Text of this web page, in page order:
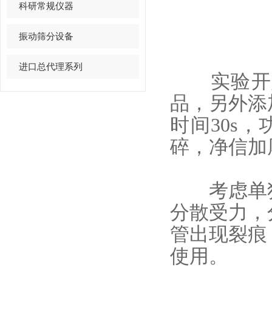
科研常规仪器
振动筛分设备
进口总代理系列
实验开
品，另外
时间30s，
碎，净信
考虑单独
分散受力
管出现裂
使用。